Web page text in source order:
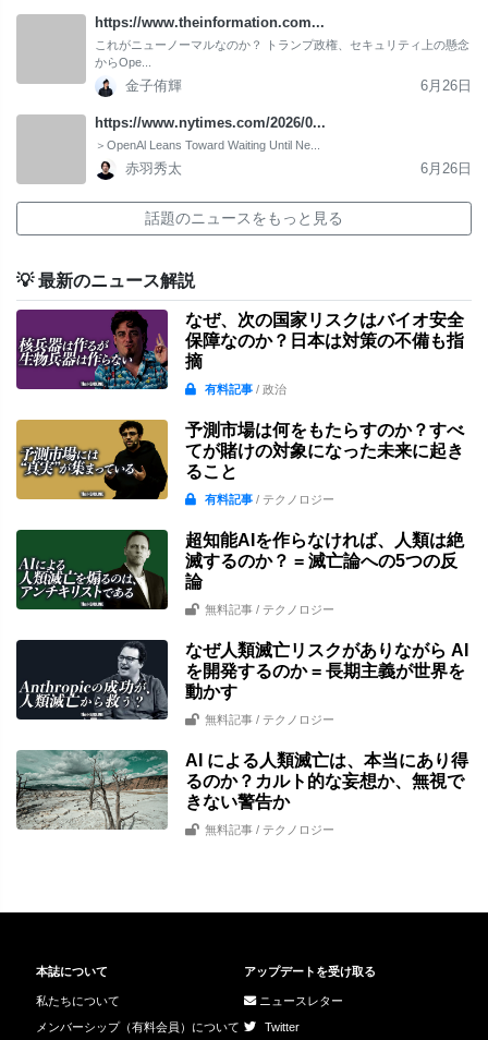
https://www.theinformation.com...
これがニューノーマルなのか？ トランプ政権、セキュリティ上の懸念
からOpe...
金子侑輝 6月26日
https://www.nytimes.com/2026/0...
＞OpenAl Leans Toward Waiting Until Ne...
赤羽秀太 6月26日
話題のニュースをもっと見る
💡 最新のニュース解説
なぜ、次の国家リスクはバイオ安全
保障なのか？日本は対策の不備も指
摘
有料記事/ 政治
予測市場は何をもたらすのか？すべ
てが賭けの対象になった未来に起き
ること
有料記事/ テクノロジー
超知能AIを作らなければ、人類は絶
滅するのか？ = 滅亡論への5つの反
論
無料記事 / テクノロジー
なぜ人類滅亡リスクがありながら AI
を開発するのか = 長期主義が世界を
動かす
無料記事 / テクノロジー
AI による人類滅亡は、本当にあり得
るのか？カルト的な妄想か、無視で
きない警告か
無料記事 / テクノロジー
本誌について
私たちについて
メンバーシップ（有料会員）について
アップデートを受け取る
ニュースレター
Twitter